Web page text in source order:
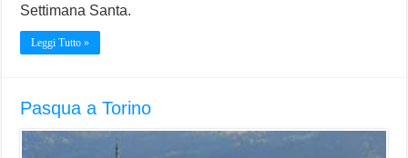
Settimana Santa.
Leggi Tutto »
Pasqua a Torino